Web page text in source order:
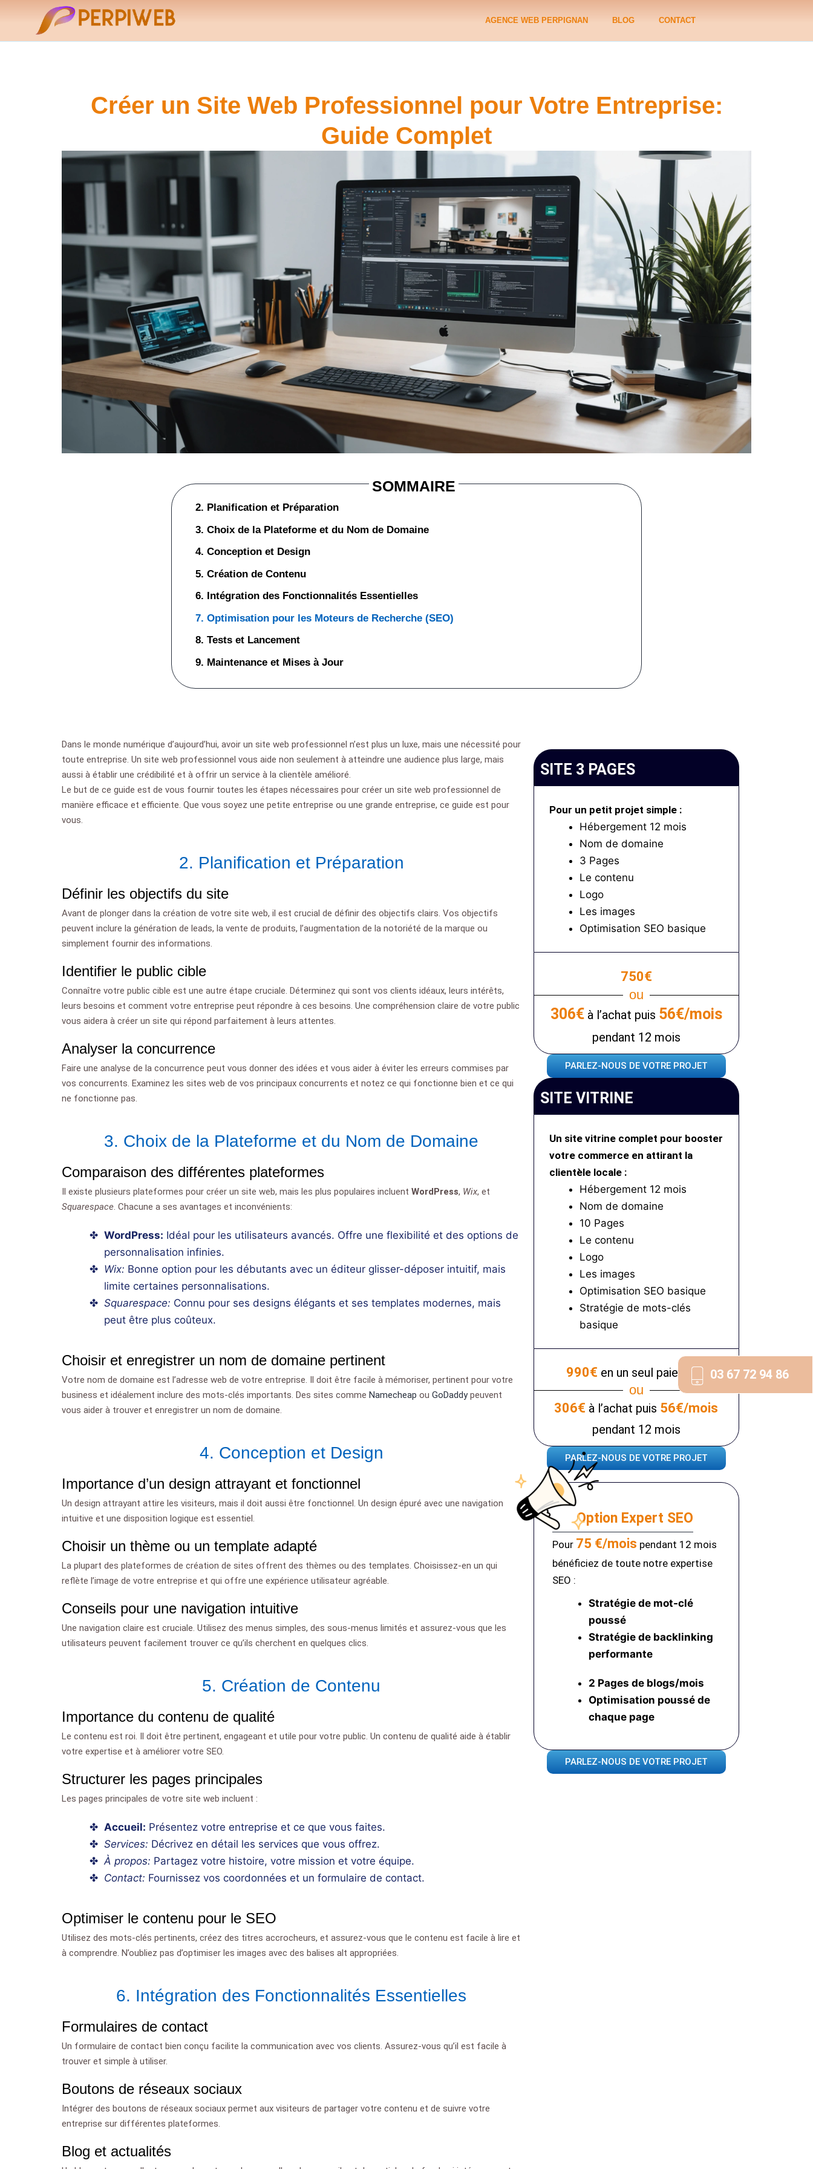
AGENCE WEB PERPIGNAN BLOG CONTACT
Créer un Site Web Professionnel pour Votre Entreprise:
Guide Complet
SOMMAIRE
2. Planification et Préparation
3. Choix de la Plateforme et du Nom de Domaine
4. Conception et Design
5. Création de Contenu
6. Intégration des Fonctionnalités Essentielles
7. Optimisation pour les Moteurs de Recherche (SEO)
8. Tests et Lancement
9. Maintenance et Mises à Jour
Dans le monde numérique d’aujourd’hui, avoir un site web professionnel n’est plus un luxe, mais une nécessité pour
toute entreprise. Un site web professionnel vous aide non seulement à atteindre une audience plus large, mais
aussi à établir une crédibilité et à offrir un service à la clientèle amélioré.
Le but de ce guide est de vous fournir toutes les étapes nécessaires pour créer un site web professionnel de
manière efficace et efficiente. Que vous soyez une petite entreprise ou une grande entreprise, ce guide est pour
vous.
2. Planification et Préparation
Définir les objectifs du site
Avant de plonger dans la création de votre site web, il est crucial de définir des objectifs clairs. Vos objectifs
peuvent inclure la génération de leads, la vente de produits, l’augmentation de la notoriété de la marque ou
simplement fournir des informations.
Identifier le public cible
Connaître votre public cible est une autre étape cruciale. Déterminez qui sont vos clients idéaux, leurs intérêts,
leurs besoins et comment votre entreprise peut répondre à ces besoins. Une compréhension claire de votre public
vous aidera à créer un site qui répond parfaitement à leurs attentes.
Analyser la concurrence
Faire une analyse de la concurrence peut vous donner des idées et vous aider à éviter les erreurs commises par
vos concurrents. Examinez les sites web de vos principaux concurrents et notez ce qui fonctionne bien et ce qui
ne fonctionne pas.
3. Choix de la Plateforme et du Nom de Domaine
Comparaison des différentes plateformes
Il existe plusieurs plateformes pour créer un site web, mais les plus populaires incluent WordPress, Wix, et
Squarespace. Chacune a ses avantages et inconvénients:
WordPress: Idéal pour les utilisateurs avancés. Offre une flexibilité et des options de
personnalisation infinies.
Wix: Bonne option pour les débutants avec un éditeur glisser-déposer intuitif, mais
limite certaines personnalisations.
Squarespace: Connu pour ses designs élégants et ses templates modernes, mais
peut être plus coûteux.
Choisir et enregistrer un nom de domaine pertinent
Votre nom de domaine est l’adresse web de votre entreprise. Il doit être facile à mémoriser, pertinent pour votre
business et idéalement inclure des mots-clés importants. Des sites comme Namecheap ou GoDaddypeuvent
vous aider à trouver et enregistrer un nom de domaine.
4. Conception et Design
Importance d’un design attrayant et fonctionnel
Un design attrayant attire les visiteurs, mais il doit aussi être fonctionnel. Un design épuré avec une navigation
intuitive et une disposition logique est essentiel.
Choisir un thème ou un template adapté
La plupart des plateformes de création de sites offrent des thèmes ou des templates. Choisissez-en un qui
reflète l’image de votre entreprise et qui offre une expérience utilisateur agréable.
Conseils pour une navigation intuitive
Une navigation claire est cruciale. Utilisez des menus simples, des sous-menus limités et assurez-vous que les
utilisateurs peuvent facilement trouver ce qu’ils cherchent en quelques clics.
5. Création de Contenu
Importance du contenu de qualité
Le contenu est roi. Il doit être pertinent, engageant et utile pour votre public. Un contenu de qualité aide à établir
votre expertise et à améliorer votre SEO.
Structurer les pages principales
Les pages principales de votre site web incluent :
Accueil: Présentez votre entreprise et ce que vous faites.
Services: Décrivez en détail les services que vous offrez.
À propos: Partagez votre histoire, votre mission et votre équipe.
Contact: Fournissez vos coordonnées et un formulaire de contact.
Optimiser le contenu pour le SEO
Utilisez des mots-clés pertinents, créez des titres accrocheurs, et assurez-vous que le contenu est facile à lire et
à comprendre. N’oubliez pas d’optimiser les images avec des balises alt appropriées.
6. Intégration des Fonctionnalités Essentielles
Formulaires de contact
Un formulaire de contact bien conçu facilite la communication avec vos clients. Assurez-vous qu’il est facile à
trouver et simple à utiliser.
Boutons de réseaux sociaux
Intégrer des boutons de réseaux sociaux permet aux visiteurs de partager votre contenu et de suivre votre
entreprise sur différentes plateformes.
Blog et actualités
SITE 3 PAGES
Pour un petit projet simple :
Hébergement 12 mois
Nom de domaine
3 Pages
Le contenu
Logo
Les images
Optimisation SEO basique
750€
ou
306€à l’achat puis 56€/mois
pendant 12 mois
PARLEZ-NOUS DE VOTRE PROJET
SITE VITRINE
Un site vitrine complet pour booster
votre commerce en attirant la
clientèle locale :
Hébergement 12 mois
Nom de domaine
10 Pages
Le contenu
Logo
Les images
Optimisation SEO basique
Stratégie de mots-clés
basique
990€ en un seul paiement
ou
306€ à l’achat puis 56€/mois
pendant 12 mois
PARLEZ-NOUS DE VOTRE PROJET
Option Expert SEO
Pour 75 €/mois pendant 12 mois
bénéficiez de toute notre expertise
SEO :
Stratégie de mot-clé
poussé
Stratégie de backlinking
performante
2 Pages de blogs/mois
Optimisation pousséde
chaque page
PARLEZ-NOUS DE VOTRE PROJET
03 67 72 94 86